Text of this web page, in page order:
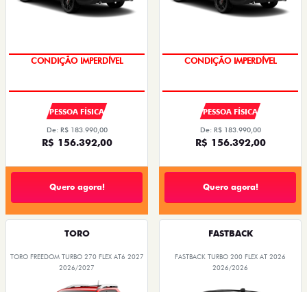
CONDIÇÃO IMPERDÍVEL
PESSOA FÍSICA
De: R$ 183.990,00
R$ 156.392,00
Quero agora!
CONDIÇÃO IMPERDÍVEL
PESSOA FÍSICA
De: R$ 183.990,00
R$ 156.392,00
Quero agora!
TORO
TORO FREEDOM TURBO 270 FLEX AT6 2027
2026/2027
FASTBACK
FASTBACK TURBO 200 FLEX AT 2026
2026/2026